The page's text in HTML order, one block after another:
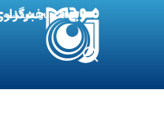
9 August 2026 یکشنبه ۱۸ مرداد ۱۴۰۵